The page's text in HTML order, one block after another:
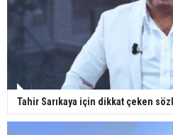
Tahir Sarıkaya için dikkat çeken